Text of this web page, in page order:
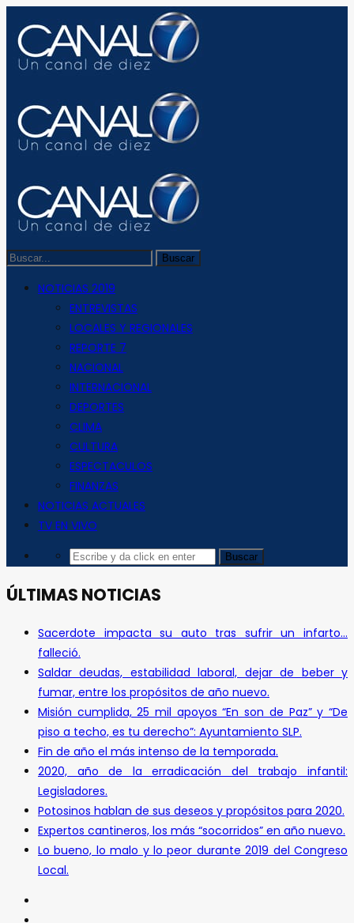
NOTICIAS 2019
ENTREVISTAS
LOCALES Y REGIONALES
REPORTE 7
NACIONAL
INTERNACIONAL
DEPORTES
CLIMA
CULTURA
ESPECTACULOS
FINANZAS
NOTICIAS ACTUALES
TV EN VIVO
ÚLTIMAS NOTICIAS
Sacerdote impacta su auto tras sufrir un infarto…
falleció.
Saldar deudas, estabilidad laboral, dejar de beber y
fumar, entre los propósitos de año nuevo.
Misión cumplida, 25 mil apoyos “En son de Paz” y “De
piso a techo, es tu derecho”: Ayuntamiento SLP.
Fin de año el más intenso de la temporada.
2020, año de la erradicación del trabajo infantil:
Legisladores.
Potosinos hablan de sus deseos y propósitos para 2020.
Expertos cantineros, los más “socorridos” en año nuevo.
Lo bueno, lo malo y lo peor durante 2019 del Congreso
Local.